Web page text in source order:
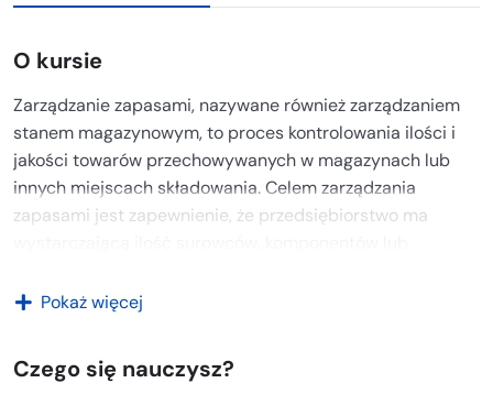
O kursie
Zarządzanie zapasami, nazywane również zarządzaniem
stanem magazynowym, to proces kontrolowania ilości i
jakości towarów przechowywanych w magazynach lub
innych miejscach składowania. Celem zarządzania
zapasami jest zapewnienie, że przedsiębiorstwo ma
jednocześnie minimalizując koszty związane z
Kluczowe aspekty zarządzania zapasami:
Pokaż więcej
Czego się nauczysz?